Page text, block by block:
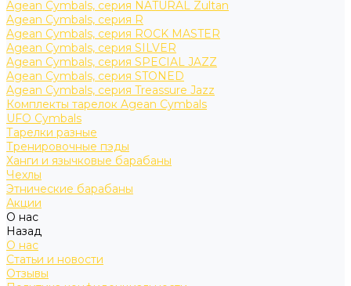
Agean Cymbals, серия NATURAL Zultan
Agean Cymbals, серия R
Agean Cymbals, серия ROCK MASTER
Agean Cymbals, серия SILVER
Agean Cymbals, серия SPECIAL JAZZ
Agean Cymbals, серия STONED
Agean Cymbals, серия Treassure Jazz
Комплекты тарелок Agean Cymbals
UFO Cymbals
Тарелки разные
Тренировочные пэды
Ханги и язычковые барабаны
Чехлы
Этнические барабаны
Акции
О нас
Назад
О нас
Статьи и новости
Отзывы